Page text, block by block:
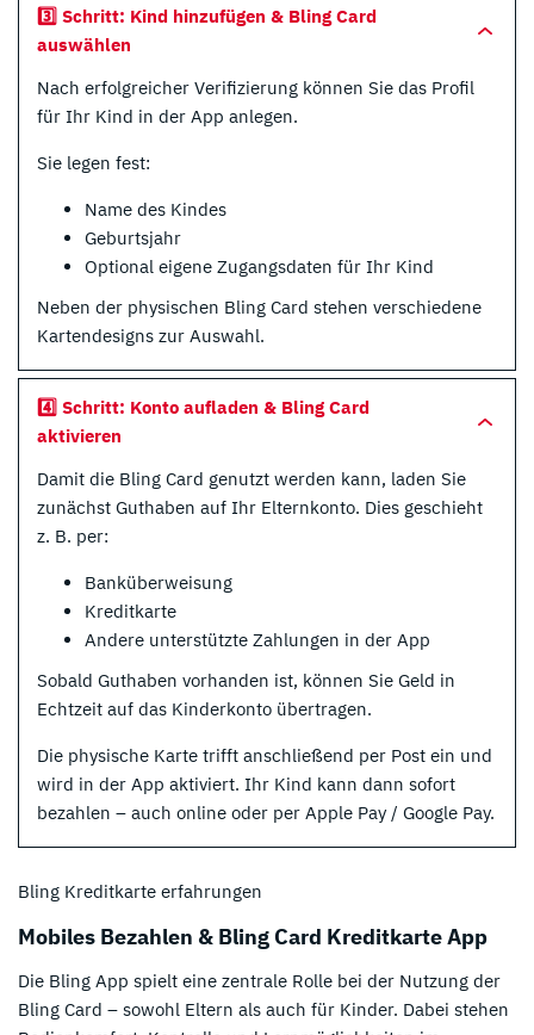
3️⃣ Schritt: Kind hinzufügen & Bling Card
auswählen
Nach erfolgreicher Verifizierung können Sie das Profil
für Ihr Kind in der App anlegen.
Sie legen fest:
Name des Kindes
Geburtsjahr
Optional eigene Zugangsdaten für Ihr Kind
Neben der physischen Bling Card stehen verschiedene
Kartendesigns zur Auswahl.
4️⃣ Schritt: Konto aufladen & Bling Card
aktivieren
Damit die Bling Card genutzt werden kann, laden Sie
zunächst Guthaben auf Ihr Elternkonto. Dies geschieht
z. B. per:
Banküberweisung
Kreditkarte
Andere unterstützte Zahlungen in der App
Sobald Guthaben vorhanden ist, können Sie Geld in
Echtzeit auf das Kinderkonto übertragen.
Die physische Karte trifft anschließend per Post ein und
wird in der App aktiviert. Ihr Kind kann dann sofort
bezahlen – auch online oder per Apple Pay / Google Pay.
Bling Kreditkarte erfahrungen
Mobiles Bezahlen & Bling Card Kreditkarte App
Die Bling App spielt eine zentrale Rolle bei der Nutzung der
Bling Card – sowohl Eltern als auch für Kinder. Dabei stehen